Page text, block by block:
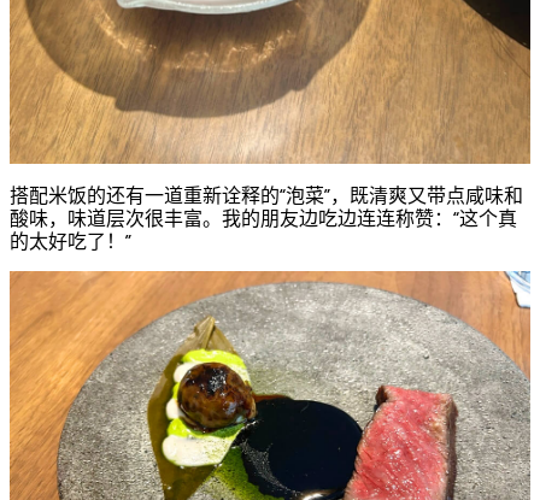
搭配米饭的还有一道重新诠释的“泡菜”，既清爽又带点咸味和
酸味，味道层次很丰富。我的朋友边吃边连连称赞：“这个真
的太好吃了！”